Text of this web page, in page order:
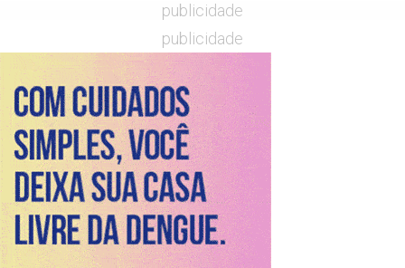
publicidade
publicidade